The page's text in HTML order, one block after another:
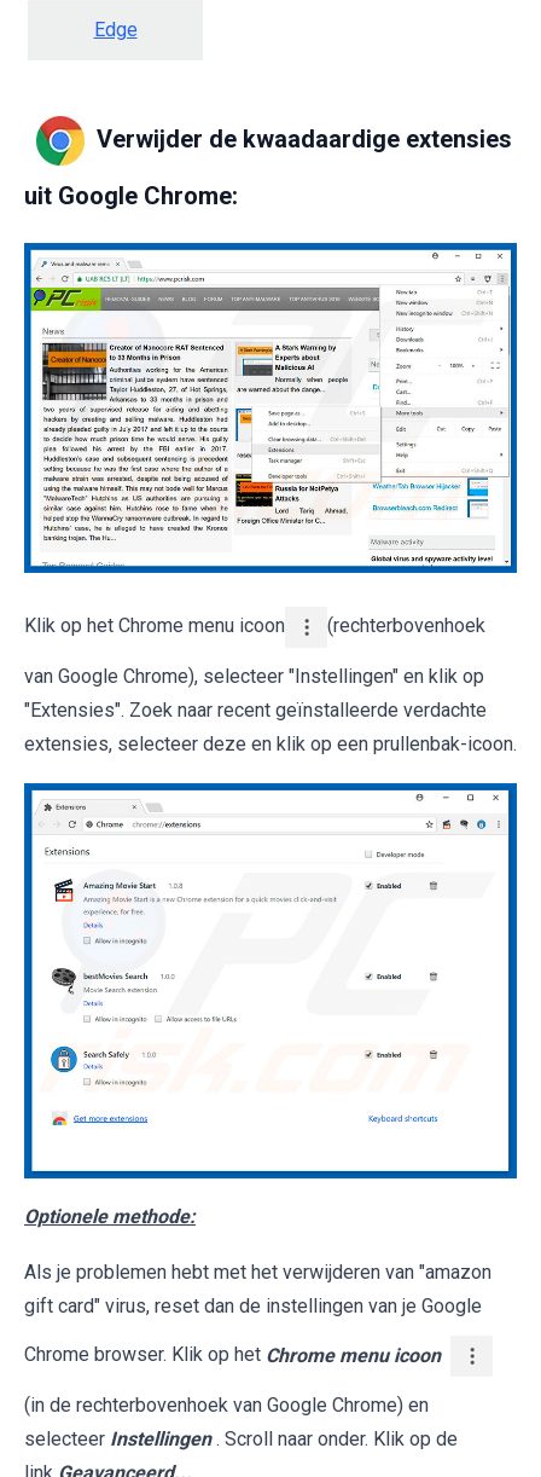
Edge
Verwijder de kwaadaardige extensies
uit Google Chrome:
Klik op het Chrome menu icoon (rechterbovenhoek
van Google Chrome), selecteer "Instellingen" en klik op
"Extensies". Zoek naar recent geïnstalleerde verdachte
extensies, selecteer deze en klik op een prullenbak-icoon.
Optionele methode:
Als je problemen hebt met het verwijderen van "amazon
gift card" virus, reset dan de instellingen van je Google
Chrome browser. Klik op het Chrome menu icoon
(in de rechterbovenhoek van Google Chrome) en
selecteer Instellingen . Scroll naar onder. Klik op de